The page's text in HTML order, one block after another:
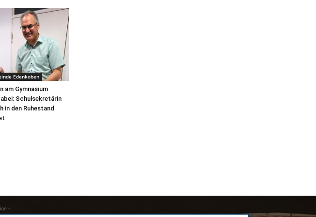
Edenkoben
am Gymnasium
Schulsekretärin
in den Ruhestand
-